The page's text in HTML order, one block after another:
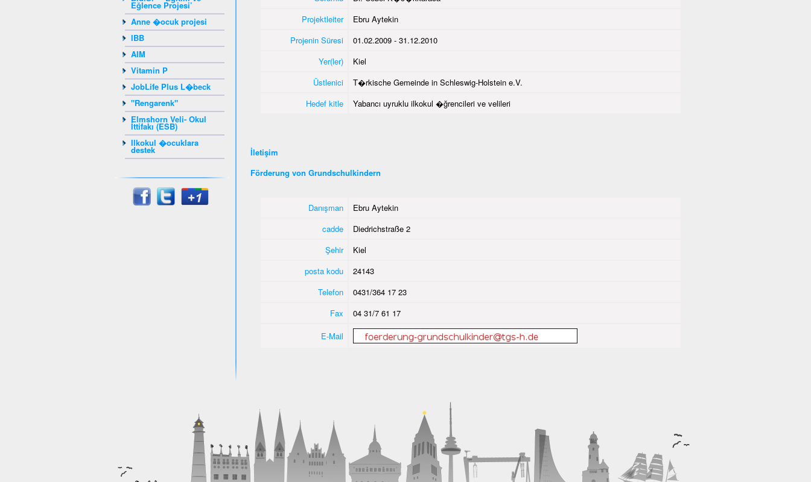
Eğlence Projesi’
Anne �ocuk projesi
IBB
AIM
Vitamin P
JobLife Plus L�beck
"Rengarenk"
Elmshorn Veli- Okul
İttifakı (ESB)
Ilkokul �ocuklara
destek
Projektleiter
Ebru Aytekin
Projenin Süresi
01.02.2009 - 31.12.2010
Yer(ler)
Kiel
Üstlenici
T�rkische Gemeinde in Schleswig-Holstein e.V.
Hedef kitle
Yabancı uyruklu ilkokul �ğrencileri ve velileri
İletişim
Förderung von Grundschulkindern
Danışman
Ebru Aytekin
cadde
Diedrichstraße 2
Şehir
Kiel
posta kodu
24143
Telefon
0431/364 17 23
Fax
04 31/7 61 17
E-Mail